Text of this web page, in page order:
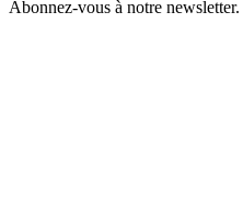
Abonnez-vous à notre newsletter.